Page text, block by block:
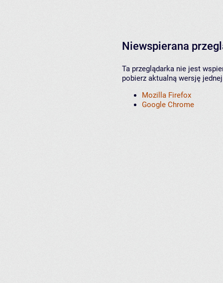
Niewspierana
Ta przeglądarka nie jest
pobierz aktualną wersję
Mozilla Firefox
Google Chrome